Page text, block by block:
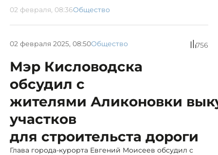
02 февраля, 08:36Общество
02 февраля 2025, 08:50Общество 756
Мэр Кисловодска
обсудил с
жителями Аликоновки
участков
для строительста дороги
Глава города-курорта Евгений Моисеев обсудил с